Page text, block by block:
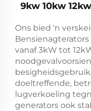
9kw 10kw
Ons bied 'n
vanaf 3kW tot
doeltreffende,
lugverkoeling
generators ook